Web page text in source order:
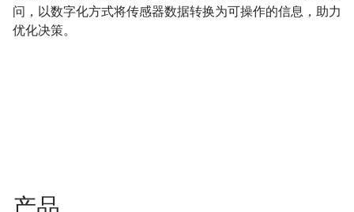
问，以数字化方式将传感器数据转换为可操作的信息，助力
优化决策。​​